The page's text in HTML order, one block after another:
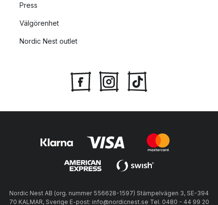
Press
Välgörenhet
Nordic Nest outlet
Nordic Nest AB (org. nummer 556628-1597) Stämpelvägen 3, SE-394
70 KALMAR, Sverige E-post: info@nordicnest.se Tel. 0480 - 44 99 20